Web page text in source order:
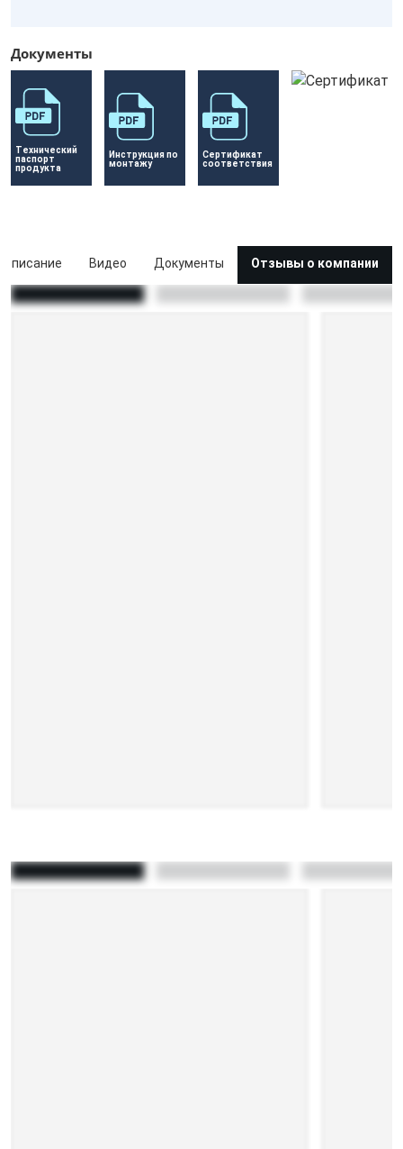
Документы
Технический
паспорт
продукта
Инструкция по
монтажу
Сертификат
соответствия
Описание Видео Документы Отзывы о компании